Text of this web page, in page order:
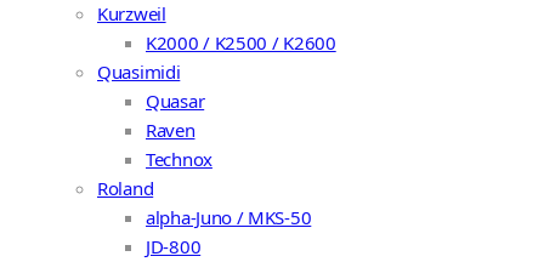
Kurzweil
K2000 / K2500 / K2600
Quasimidi
Quasar
Raven
Technox
Roland
alpha-Juno / MKS-50
JD-800